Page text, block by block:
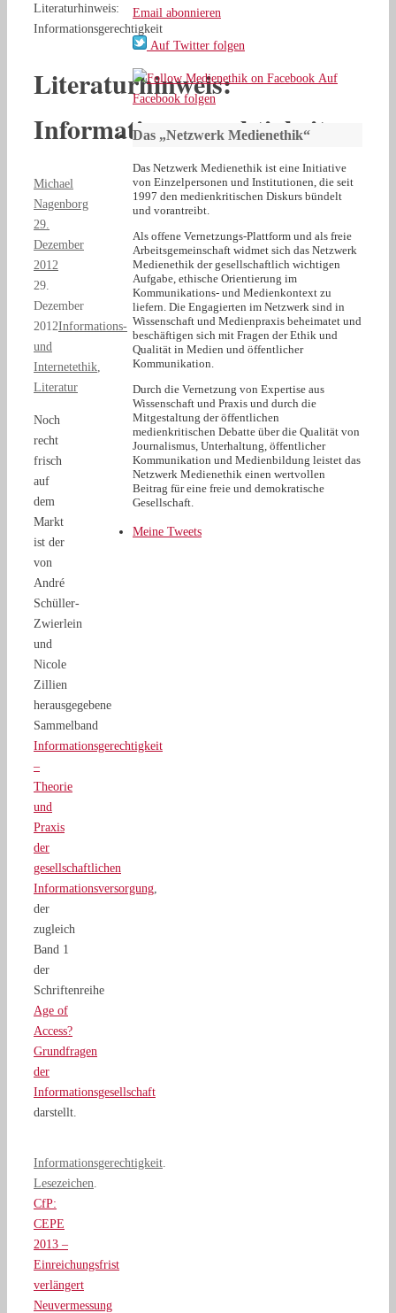
Literaturhinweis:
Informationsgerechtigkeit
Literaturhinweis:
Informationsgerechtigkeit
Michael
Nagenborg
29.
Dezember
2012
29.
Dezember
2012Informations-
und
Internetethik
Literatur
Noch
recht
frisch
auf
dem
Markt
ist der
von
André
Schüller-
Zwierlein
und
Nicole
Zillien
herausgegebene
Sammelband
Informationsgerechtigkeit
–
Theorie
und
Praxis
der
gesellschaftlichen
Informationsversorgung
der
zugleich
Band 1
der
Schriftenreihe
Age of
Access?
Grundfragen
der
Informationsgesellschaft
darstellt.
Informationsgerechtigkeit
Lesezeichen
CfP:
CEPE
2013 –
Einreichungsfrist
verlängert
Neuvermessung
Email abonnieren
Auf Twitter folgen
Auf
Facebook folgen
Das „Netzwerk Medienethik“
Das Netzwerk Medienethik ist eine Initiative
von Einzelpersonen und Institutionen, die seit
1997 den medienkritischen Diskurs bündelt
und vorantreibt.
Als offene Vernetzungs-Plattform und als freie
Arbeitsgemeinschaft widmet sich das Netzwerk
Medienethik der gesellschaftlich wichtigen
Aufgabe, ethische Orientierung im
Kommunikations- und Medienkontext zu
liefern. Die Engagierten im Netzwerk sind in
Wissenschaft und Medienpraxis beheimatet und
beschäftigen sich mit Fragen der Ethik und
Qualität in Medien und öffentlicher
Kommunikation.
Durch die Vernetzung von Expertise aus
Wissenschaft und Praxis und durch die
Mitgestaltung der öffentlichen
medienkritischen Debatte über die Qualität von
Journalismus, Unterhaltung, öffentlicher
Kommunikation und Medienbildung leistet das
Netzwerk Medienethik einen wertvollen
Beitrag für eine freie und demokratische
Gesellschaft.
Meine Tweets